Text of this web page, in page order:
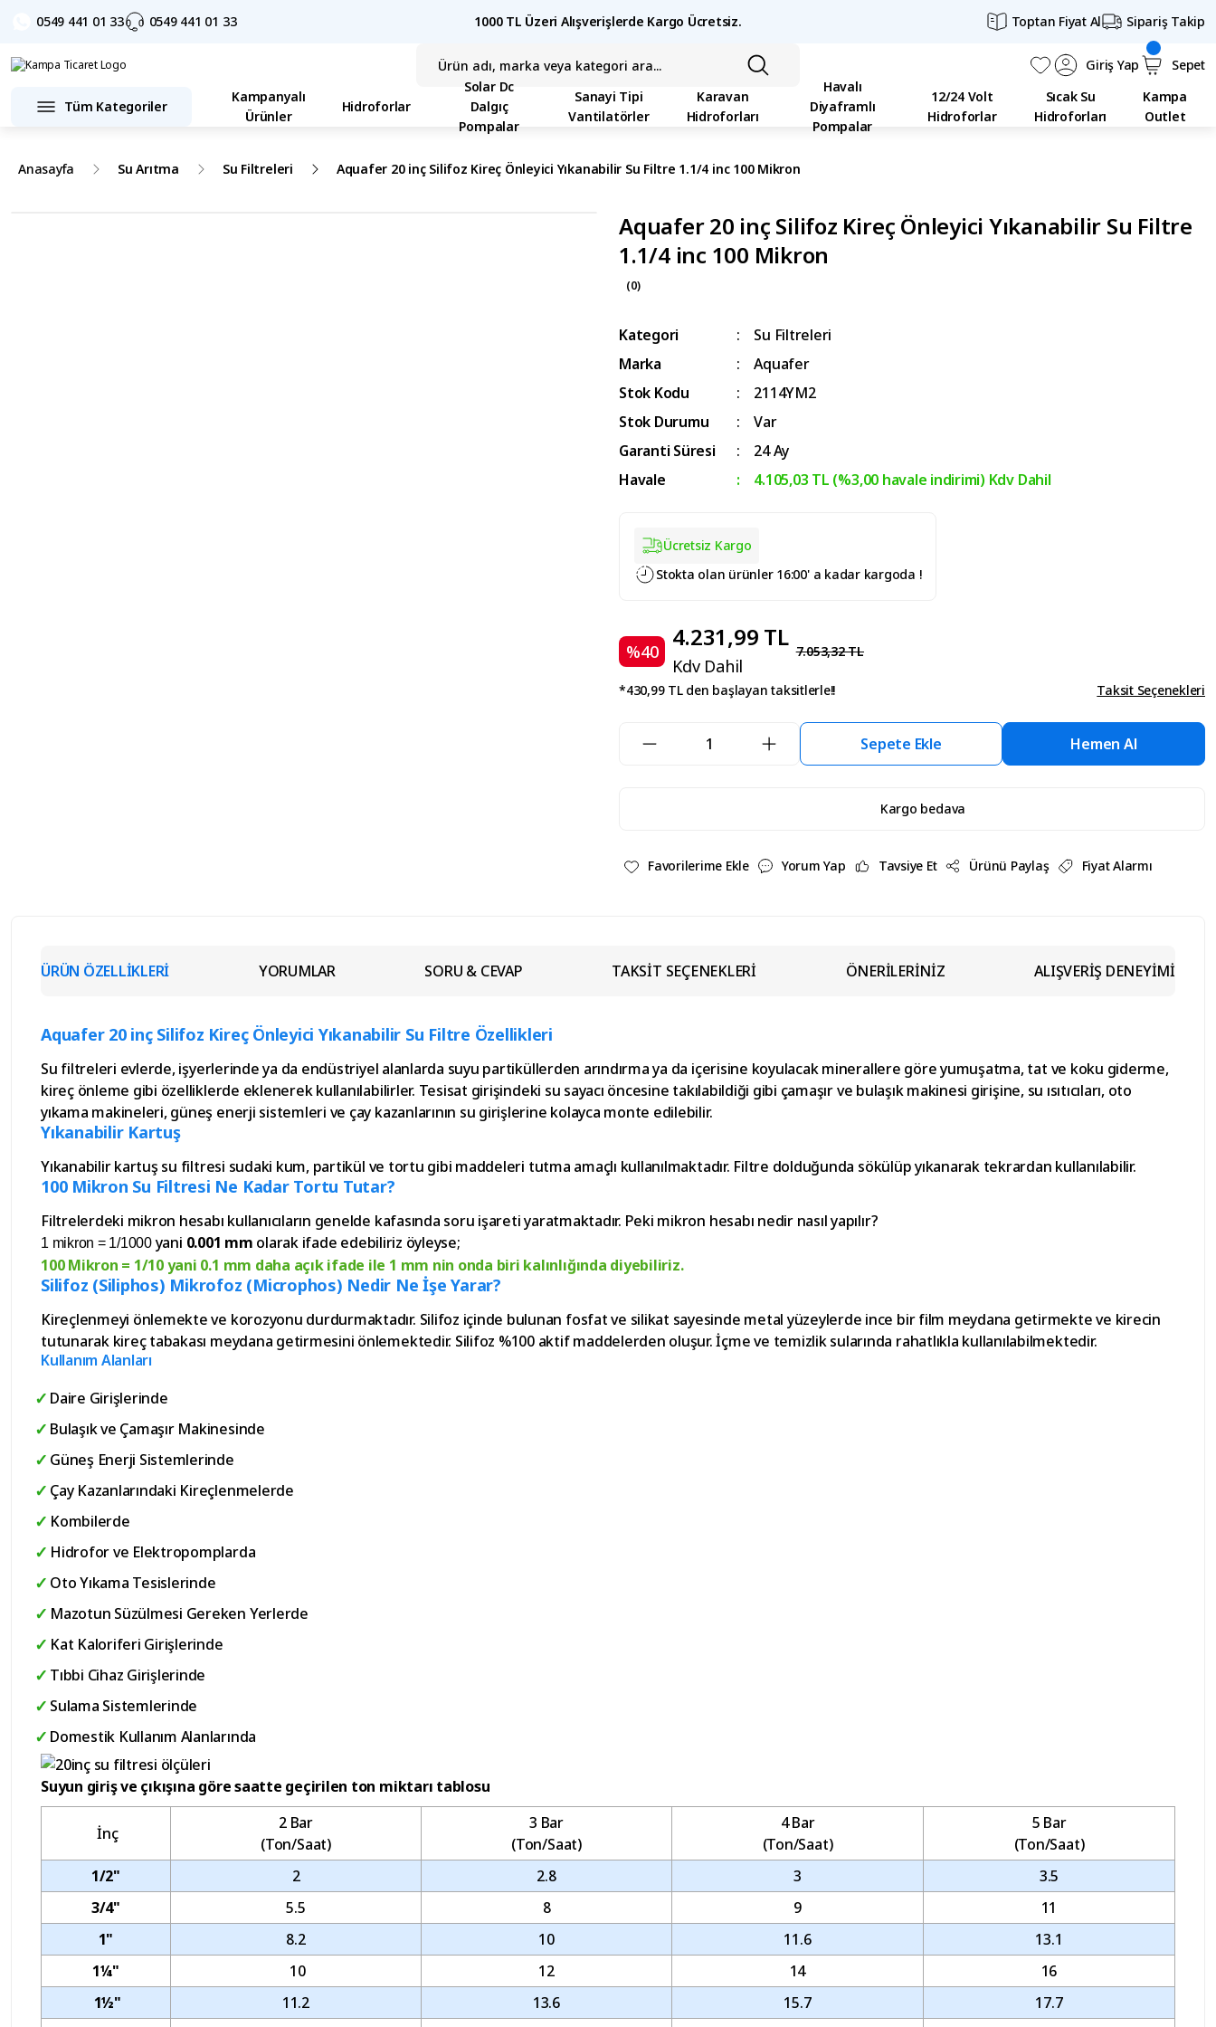
0549 441 01 33 0549 441 01 33 1000 TL Üzeri Alışverişlerde Kargo Ücretsiz. Toptan Fiyat Al Sipariş Takip
Giriş Yap Sepet
Tüm Kategoriler
Kampanyalı
Ürünler
Hidroforlar
Solar Dc
Dalgıç
Pompalar
Sanayi Tipi
Vantilatörler
Karavan
Hidroforları
Havalı
Diyaframlı
Pompalar
12/24 Volt
Hidroforlar
Sıcak Su
Hidroforları
Kampa
Outlet
Anasayfa Su Arıtma Su Filtreleri Aquafer 20 inç Silifoz Kireç Önleyici Yıkanabilir Su Filtre 1.1/4 inc 100 Mikron
Aquafer 20 inç Silifoz Kireç Önleyici Yıkanabilir Su Filtre
1.1/4 inc 100 Mikron
(0)
Kategori
Su Filtreleri
Marka
Aquafer
Stok Kodu
2114YM2
Stok Durumu
Var
Garanti Süresi
24 Ay
Havale
4.105,03 TL (%3,00 havale indirimi) Kdv Dahil
Ücretsiz Kargo
Stokta olan ürünler 16:00' a kadar kargoda !
%40 4.231,99 TL
Kdv Dahil
7.053,32 TL
*430,99 TL den başlayan taksitlerle!! Taksit Seçenekleri
Sepete Ekle Hemen Al
Kargo bedava
Yorum Yap Tavsiye Et Ürünü Paylaş Fiyat Alarmı
ÜRÜN ÖZELLİKLERİ YORUMLAR SORU & CEVAP TAKSİT SEÇENEKLERİ ÖNERİLERİNİZ ALIŞVERİŞ DENEYİMİ
Aquafer 20 inç Silifoz Kireç Önleyici Yıkanabilir Su Filtre Özellikleri
Su filtreleri evlerde, işyerlerinde ya da endüstriyel alanlarda suyu partiküllerden arındırma ya da içerisine koyulacak minerallere göre yumuşatma, tat ve koku giderme,
kireç önleme gibi özelliklerde eklenerek kullanılabilirler. Tesisat girişindeki su sayacı öncesine takılabildiği gibi çamaşır ve bulaşık makinesi girişine, su ısıtıcıları, oto
yıkama makineleri, güneş enerji sistemleri ve çay kazanlarının su girişlerine kolayca monte edilebilir.
Yıkanabilir Kartuş
Yıkanabilir kartuş su filtresi sudaki kum, partikül ve tortu gibi maddeleri tutma amaçlı kullanılmaktadır. Filtre dolduğunda sökülüp yıkanarak tekrardan kullanılabilir.
100 Mikron Su Filtresi Ne Kadar Tortu Tutar?
Filtrelerdeki mikron hesabı kullanıcıların genelde kafasında soru işareti yaratmaktadır. Peki mikron hesabı nedir nasıl yapılır?
1 mikron = 1/1000 yani 0.001 mm olarak ifade edebiliriz öyleyse;
100 Mikron = 1/10 yani 0.1 mm daha açık ifade ile 1 mm nin onda biri kalınlığında diyebiliriz.
Silifoz (Siliphos) Mikrofoz (Microphos) Nedir Ne İşe Yarar?
Kireçlenmeyi önlemekte ve korozyonu durdurmaktadır. Silifoz içinde bulunan fosfat ve silikat sayesinde metal yüzeylerde ince bir film meydana getirmekte ve kirecin
tutunarak kireç tabakası meydana getirmesini önlemektedir. Silifoz %100 aktif maddelerden oluşur. İçme ve temizlik sularında rahatlıkla kullanılabilmektedir.
Kullanım Alanları
Daire Girişlerinde
Bulaşık ve Çamaşır Makinesinde
Güneş Enerji Sistemlerinde
Çay Kazanlarındaki Kireçlenmelerde
Kombilerde
Hidrofor ve Elektropomplarda
Oto Yıkama Tesislerinde
Mazotun Süzülmesi Gereken Yerlerde
Kat Kaloriferi Girişlerinde
Tıbbi Cihaz Girişlerinde
Sulama Sistemlerinde
Domestik Kullanım Alanlarında
Suyun giriş ve çıkışına göre saatte geçirilen ton miktarı tablosu
İnç
2 Bar
(Ton/Saat)
3 Bar
(Ton/Saat)
4 Bar
(Ton/Saat)
5 Bar
(Ton/Saat)
1/2"
2 2.8 3
3.5
3/4"
5.5 8 9
11
1"
8.2 10 11.6
13.1
1¼"
10 12 14
16
1½"
11.2 13.6 15.7
17.7